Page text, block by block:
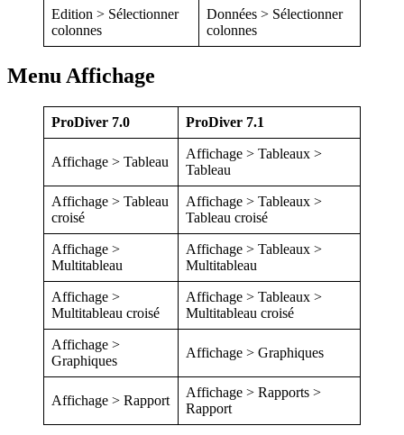
Edition > Sélectionner
colonnes
Données > Sélectionner
colonnes
Menu Affichage
ProDiver 7.0 ProDiver 7.1
Affichage > Tableau
Affichage > Tableaux >
Tableau
Affichage > Tableau
croisé
Affichage > Tableaux >
Tableau croisé
Affichage >
Multitableau
Affichage > Tableaux >
Multitableau
Affichage >
Multitableau croisé
Affichage > Tableaux >
Multitableau croisé
Affichage >
Graphiques
Affichage > Graphiques
Affichage > Rapport
Affichage > Rapports >
Rapport